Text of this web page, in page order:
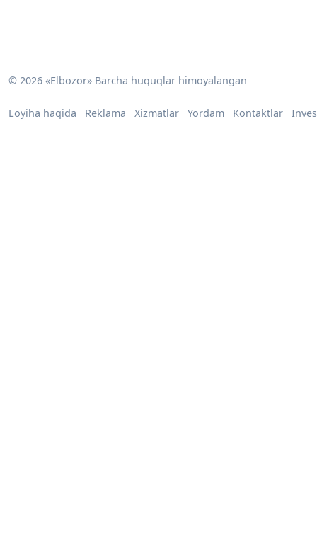
© 2026 «Elbozor» Barcha huquqlar himoyalangan
Loyiha haqida Reklama Xizmatlar Yordam Kontaktlar